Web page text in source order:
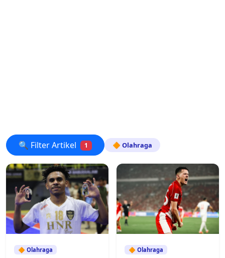
🔍 Filter Artikel 1 🔶 Olahraga
🔶 Olahraga 🔶 Olahraga